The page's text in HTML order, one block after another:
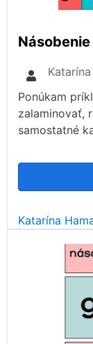
Násobenie
Ponúkam
zalaminovať,
samostatné
Katarína